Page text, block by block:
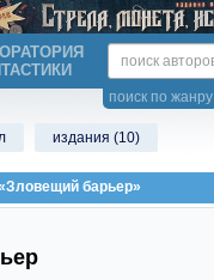
поиск по жанру
издания (10)
барьер»